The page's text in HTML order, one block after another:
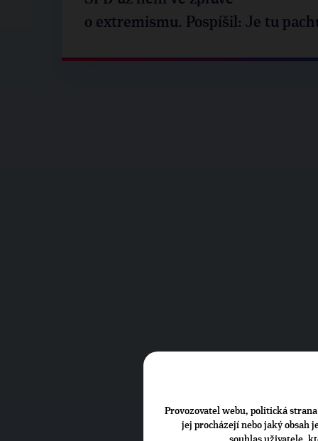
o extremismu. Pospíšil: Je tu
Provozovatel webu, politická
jej procházejí nebo jaký obsah